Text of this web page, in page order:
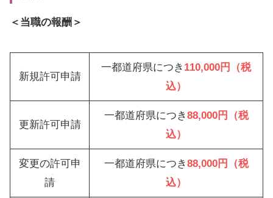
＜当職の報酬＞
新規許可申請
一都道府県につき 110,000円（税
込）
更新許可申請
一都道府県につき88,000円（税
込）
変更の許可申
請
一都道府県につき88,000円（税
込）